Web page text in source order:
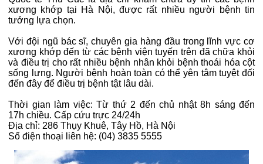
xương khớp tại Hà Nội, được rất nhiều người bệnh tin
tưởng lựa chọn.
Với đội ngũ bác sĩ, chuyên gia hàng đầu trong lĩnh vực cơ
xương khớp đến từ các bệnh viện tuyến trên đã chữa khỏi
và điều trị cho rất nhiều bệnh nhân khỏi bệnh thoái hóa cột
sống lưng. Người bệnh hoàn toàn có thể yên tâm tuyệt đối
đến đây để điều trị bệnh tật lâu dài.
Thời gian làm việc: Từ thứ 2 đến chủ nhật 8h sáng đến
17h chiều. Cấp cứu trực 24/24h
Địa chỉ: 286 Thụy Khuê, Tây Hồ, Hà Nội
Số điện thoại liên hệ: (04) 3835 5555